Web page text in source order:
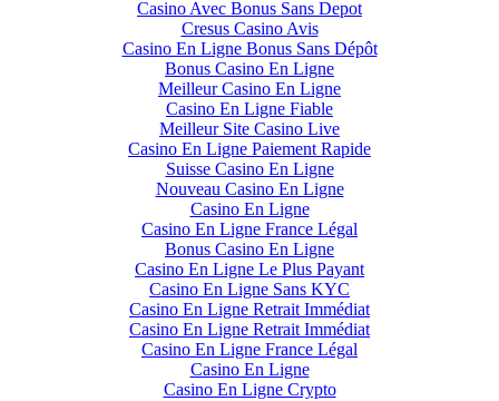
Casino Avec Bonus Sans Depot
Cresus Casino Avis
Casino En Ligne Bonus Sans Dépôt
Bonus Casino En Ligne
Meilleur Casino En Ligne
Casino En Ligne Fiable
Meilleur Site Casino Live
Casino En Ligne Paiement Rapide
Suisse Casino En Ligne
Nouveau Casino En Ligne
Casino En Ligne
Casino En Ligne France Légal
Bonus Casino En Ligne
Casino En Ligne Le Plus Payant
Casino En Ligne Sans KYC
Casino En Ligne Retrait Immédiat
Casino En Ligne Retrait Immédiat
Casino En Ligne France Légal
Casino En Ligne
Casino En Ligne Crypto